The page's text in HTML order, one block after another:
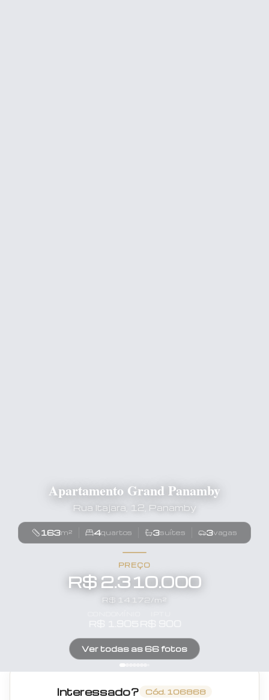
Apartamento Grand Panamby
Rua Itajara, 12, Panamby
163m² 4quartos 3suítes 3vagas
PREÇO
R$ 2.310.000
R$ 14.172/m²
Ver todas as 66fotos
Interessado? Cód. 106868